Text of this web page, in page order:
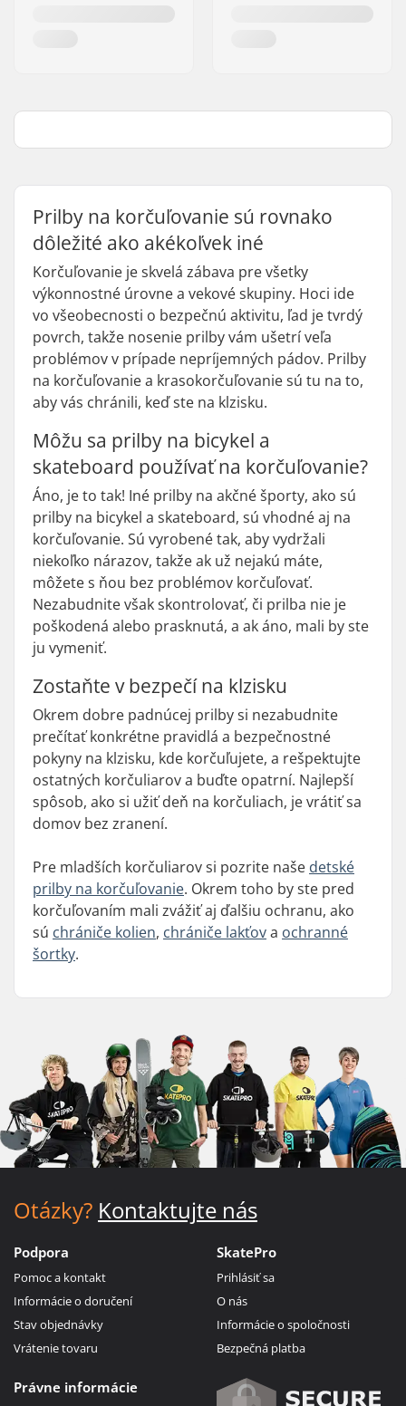
Prilby na korčuľovanie sú rovnako
dôležité ako akékoľvek iné
Korčuľovanie je skvelá zábava pre všetky
výkonnostné úrovne a vekové skupiny. Hoci ide
vo všeobecnosti o bezpečnú aktivitu, ľad je tvrdý
povrch, takže nosenie prilby vám ušetrí veľa
problémov v prípade nepríjemných pádov. Prilby
na korčuľovanie a krasokorčuľovanie sú tu na to,
aby vás chránili, keď ste na klzisku.
Môžu sa prilby na bicykel a
skateboard používať na korčuľovanie?
Áno, je to tak! Iné prilby na akčné športy, ako sú
prilby na bicykel a skateboard, sú vhodné aj na
korčuľovanie. Sú vyrobené tak, aby vydržali
niekoľko nárazov, takže ak už nejakú máte,
môžete s ňou bez problémov korčuľovať.
Nezabudnite však skontrolovať, či prilba nie je
poškodená alebo prasknutá, a ak áno, mali by ste
ju vymeniť.
Zostaňte v bezpečí na klzisku
Okrem dobre padnúcej prilby si nezabudnite
prečítať konkrétne pravidlá a bezpečnostné
pokyny na klzisku, kde korčuľujete, a rešpektujte
ostatných korčuliarov a buďte opatrní. Najlepší
spôsob, ako si užiť deň na korčuliach, je vrátiť sa
domov bez zranení.
Pre mladších korčuliarov si pozrite naše detské
prilby na korčuľovanie. Okrem toho by ste pred
korčuľovaním mali zvážiť aj ďalšiu ochranu, ako
sú chrániče kolien, chrániče lakťova ochranné
šortky.
Otázky? Kontaktujte nás
Podpora
Pomoc a kontakt
Informácie o doručení
Stav objednávky
Vrátenie tovaru
SkatePro
Prihlásiť sa
O nás
Informácie o spoločnosti
Bezpečná platba
Právne informácie